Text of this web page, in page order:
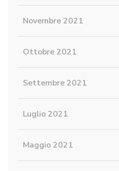
Novembre 2021
Ottobre 2021
Settembre 2021
Luglio 2021
Maggio 2021